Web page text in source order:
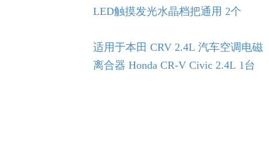
LED触摸发光水晶档把通用 2个
适用于本田 CRV 2.4L 汽车空调电磁
离合器 Honda CR-V Civic 2.4L 1台